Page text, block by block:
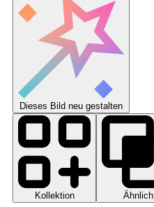
Dieses Bild neu gestalten
Kollektion
Ähnlich